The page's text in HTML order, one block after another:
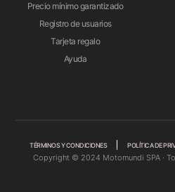
Precio mínimo garantizado
Registro de usuarios
Tarjeta regalo
Ayuda
TÉRMINOS Y CONDICIONES POLÍTICA DE
Copyright © 2024 Motomundi SPA ·